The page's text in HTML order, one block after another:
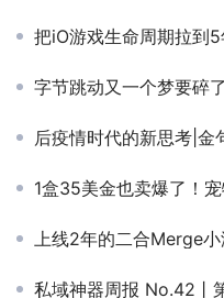
把iO游戏生命周期拉到
字节跳动又一个梦要碎了
后疫情时代的新思考|金句频出的
1盒35美金也卖爆了！
上线2年的二合Merge小游戏靠“外国山海
私域神器周报 No.42丨第三届